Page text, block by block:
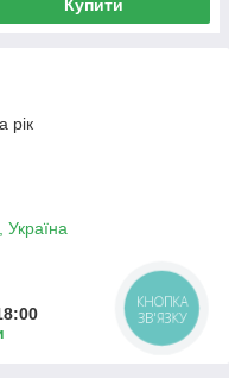
Купити
рік
КНОПКА
ЗВ'ЯЗКУ